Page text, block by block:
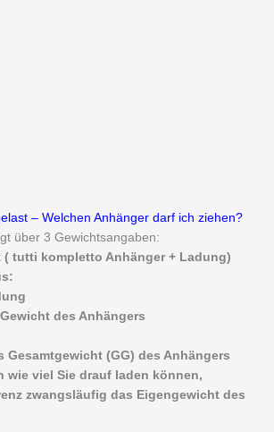
– Welchen Anhänger darf ich ziehen?
über 3 Gewichtsangaben:
( tutti kompletto Anhänger + Ladung)
des Anhängers
Gesamtgewicht (GG) des Anhängers
wie viel Sie drauf laden können,
zwangsläufig das Eigengewicht des